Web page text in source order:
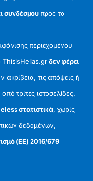
συνδέσμου προς το
περιεχομένου
ThisisHellas.grδεν φέρει
ακρίβεια, τις απόψεις ή
τρίτες ιστοσελίδες.
στατιστικά, χωρίς
δεδομένων,
(ΕΕ) 2016/679